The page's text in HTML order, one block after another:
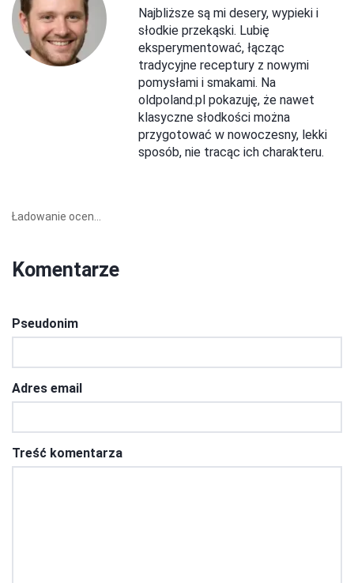
Najbliższe są mi desery, wypieki i
słodkie przekąski. Lubię
eksperymentować, łącząc
tradycyjne receptury z nowymi
pomysłami i smakami. Na
oldpoland.pl pokazuję, że nawet
klasyczne słodkości można
przygotować w nowoczesny, lekki
sposób, nie tracąc ich charakteru.
Ładowanie ocen...
Komentarze
Pseudonim
Adres email
Treść komentarza